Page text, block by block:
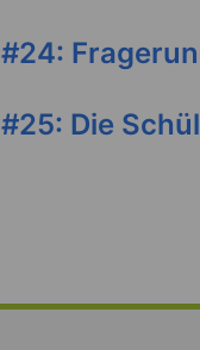
#24:
#25: Die